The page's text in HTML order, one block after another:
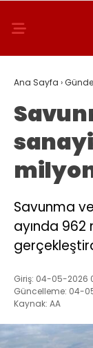
Ana Sayfa ›
Savunma
ayında 962
Giriş: 04-05-2026
Güncelleme: 04-
Kaynak: AA